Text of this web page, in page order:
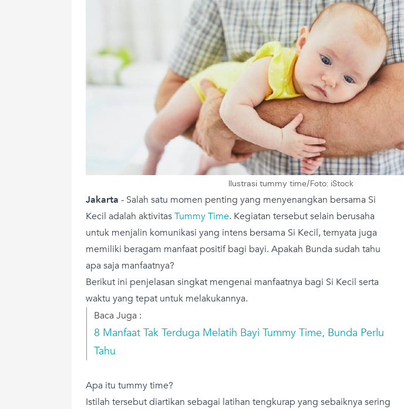
Ilustrasi tummy time/Foto: iStock
Jakarta - Salah satu momen penting yang menyenangkan bersama Si
Kecil adalah aktivitasTummy Time. Kegiatan tersebut selain berusaha
untuk menjalin komunikasi yang intens bersama Si Kecil, ternyata juga
memiliki beragam manfaat positif bagi bayi. Apakah Bunda sudah tahu
apa saja manfaatnya?
Berikut ini penjelasan singkat mengenai manfaatnya bagi Si Kecil serta
waktu yang tepat untuk melakukannya.
Baca Juga :
8 Manfaat Tak Terduga Melatih Bayi Tummy Time, Bunda Perlu
Tahu
Apa itu tummy time?
Istilah tersebut diartikan sebagai latihan tengkurap yang sebaiknya sering